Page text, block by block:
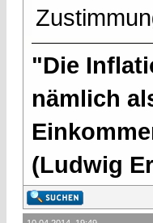
"Die
nämlich
(Ludwig